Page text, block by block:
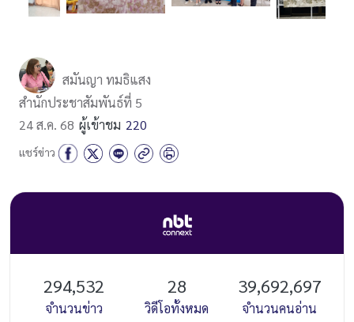
สมันญา ทมธิแสง
สำนักประชาสัมพันธ์ที่ 5
24 ส.ค. 68 ผู้เข้าชม 220
แชร์ข่าว
294,532
จำนวนข่าว
28
วิดีโอทั้งหมด
39,692,697
จำนวนคนอ่าน